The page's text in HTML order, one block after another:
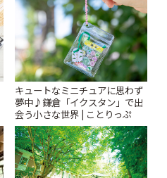
キュートなミニチュアに思わず
夢中♪鎌倉「イクスタン」で出
会う小さな世界 | ことりっぷ